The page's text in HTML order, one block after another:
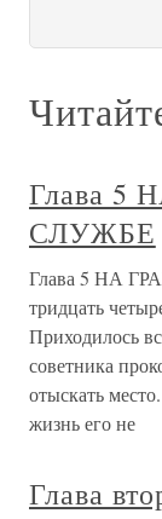
Глава 5
СЛУЖБЕ
Глава 5 НА
тридцать
Приходилось
советника
отыскать
жизнь его не
Глава